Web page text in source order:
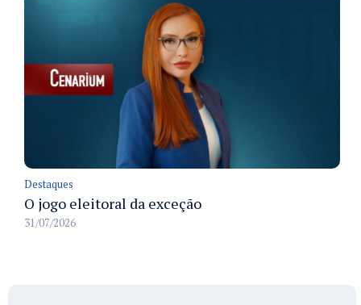
Destaques
O jogo eleitoral da exceção
31/07/2026